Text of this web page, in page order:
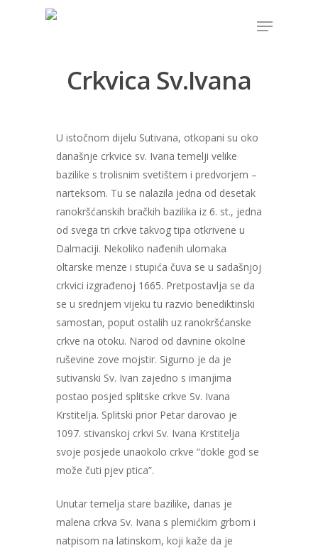
Hit enter to search or ESC to close
Crkvica Sv.Ivana
U istočnom dijelu Sutivana, otkopani su oko
današnje crkvice sv. Ivana temelji velike
bazilike s trolisnim svetištem i predvorjem –
narteksom. Tu se nalazila jedna od desetak
ranokršćanskih bračkih bazilika iz 6. st., jedna
od svega tri crkve takvog tipa otkrivene u
Dalmaciji. Nekoliko nađenih ulomaka
oltarske menze i stupića čuva se u sadašnjoj
crkvici izgrađenoj 1665. Pretpostavlja se da
se u srednjem vijeku tu razvio benediktinski
samostan, poput ostalih uz ranokršćanske
crkve na otoku. Narod od davnine okolne
ruševine zove mojstir. Sigurno je da je
sutivanski Sv. Ivan zajedno s imanjima
postao posjed splitske crkve Sv. Ivana
Krstitelja. Splitski prior Petar darovao je
1097. stivanskoj crkvi Sv. Ivana Krstitelja
svoje posjede unaokolo crkve “dokle god se
može čuti pjev ptica”.
Unutar temelja stare bazilike, danas je
malena crkva Sv. Ivana s plemićkim grbom i
natpisom na latinskom, koji kaže da je